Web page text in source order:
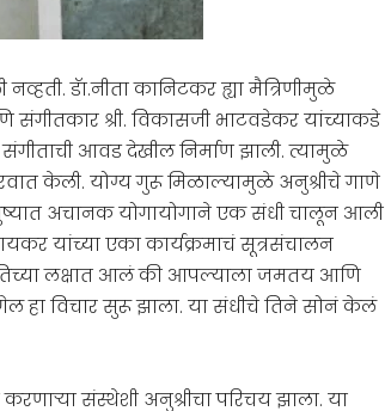
डॅा.नीता कानिटकर ह्या मैत्रिणीमुळे
श्री. विकासजी भाटवडेकर यांच्याकडे
आवड देखील निर्माण झाली. त्यामुळे
केली. योग्य गुरू मिळाल्यामुळे अनुश्रीचे गाणे
अचानक योगायोगाने एक संधी चालून आली
यांच्या एका कार्यक्रमाचं सूत्रसंचालन
तिच्या लक्षात आलं की आपल्याला जमतय आणि
हा विचार सुरू झाला. या संधीचे तिने सोनं केलं
करणाऱ्या संस्थेशी अनुश्रीचा परिचय झाला. या